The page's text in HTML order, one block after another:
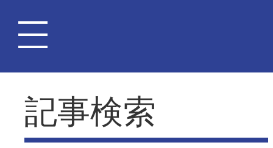
記事検索